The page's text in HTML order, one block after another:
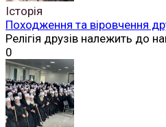
Історія
Походження та віровчення
Релігія друзів належить до
0